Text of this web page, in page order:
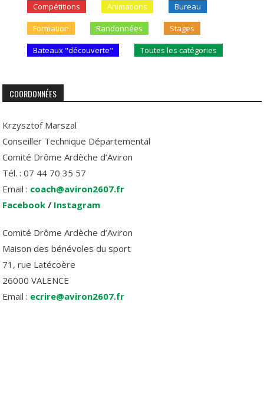
Compétitions Animations Bureau
Formation Randonnées Stages
Bateaux "découverte" Toutes les catégories
COORDONNÉES
Krzysztof Marszal
Conseiller Technique Départemental
Comité Drôme Ardèche d’Aviron
Tél. : 07 44 70 35 57
Email : coach@aviron2607.fr
Facebook / Instagram
Comité Drôme Ardèche d’Aviron
Maison des bénévoles du sport
71, rue Latécoère
26000 VALENCE
Email : ecrire@aviron2607.fr